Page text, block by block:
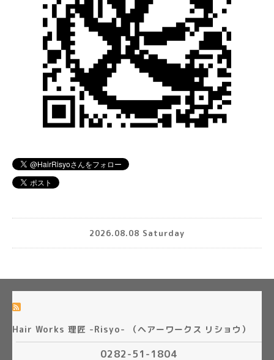
2026.08.08 Saturday
Hair Works 理匠 -Risyo- （ヘアーワークス リショウ）
0282-51-1804